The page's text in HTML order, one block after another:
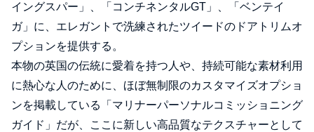
イングスパー」、「コンチネンタルGT」、「ベンテイ
ガ」に、エレガントで洗練されたツイードのドアトリムオ
プションを提供する。
本物の英国の伝統に愛着を持つ人や、持続可能な素材利用
に熱心な人のために、ほぼ無制限のカスタマイズオプショ
ンを掲載している「マリナーパーソナルコミッショニング
ガイド」だが、ここに新しい高品質なテクスチャーとして